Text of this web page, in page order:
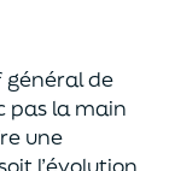
général de
pas la main
une